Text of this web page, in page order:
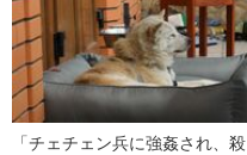
「チェチェン兵に強姦され、殺